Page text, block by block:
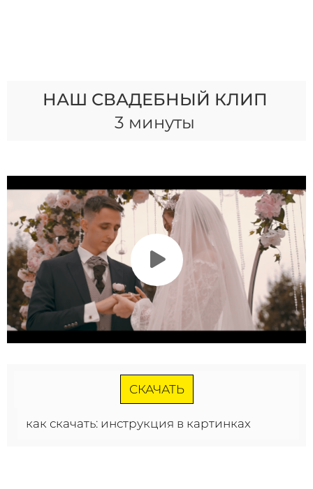
НАШ СВАДЕБНЫЙ КЛИП
3 минуты
СКАЧАТЬ
как скачать: инструкция в картинках